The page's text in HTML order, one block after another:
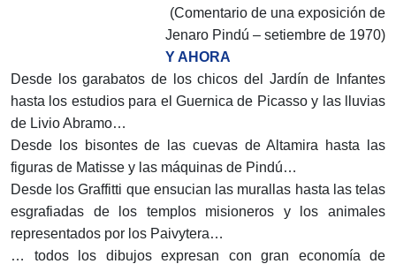
(Comentario de una exposición de
Jenaro Pindú – setiembre de 1970)
Y AHORA
Desde los garabatos de los chicos del Jardín de Infantes
hasta los estudios para el Guernica de Picasso y las lluvias
de Livio Abramo…
Desde los bisontes de las cuevas de Altamira hasta las
figuras de Matisse y las máquinas de Pindú…
Desde los Graffitti que ensucian las murallas hasta las telas
esgrafiadas de los templos misioneros y los animales
representados por los Paivytera…
… todos los dibujos expresan con gran economía de